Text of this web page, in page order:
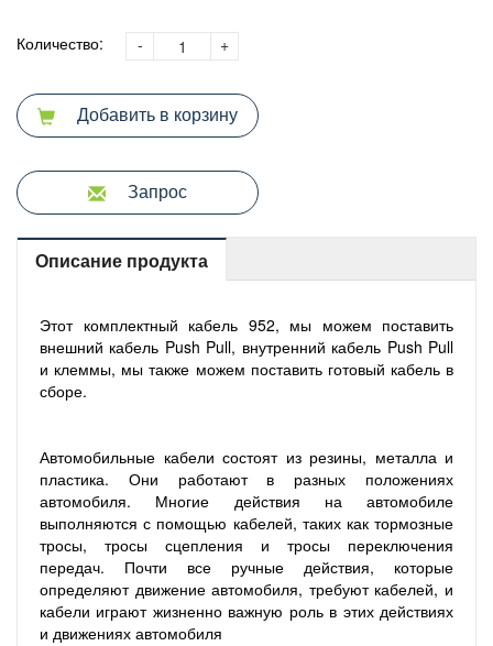
Количество: - +
Добавить в корзину
Запрос
Описание продукта
Этот комплектный кабель 952, мы можем поставить
внешний кабель Push Pull, внутренний кабель Push Pull
и клеммы, мы также можем поставить готовый кабель в
сборе.
Автомобильные кабели состоят из резины, металла и
пластика. Они работают в разных положениях
автомобиля. Многие действия на автомобиле
выполняются с помощью кабелей, таких как тормозные
тросы, тросы сцепления и тросы переключения
передач. Почти все ручные действия, которые
определяют движение автомобиля, требуют кабелей, и
кабели играют жизненно важную роль в этих действиях
и движениях автомобиля